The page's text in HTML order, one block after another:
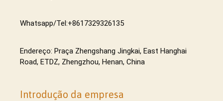
Whatsapp/Tel:+8617329326135
Endereço: Praça Zhengshang Jingkai, East Hanghai
Road, ETDZ, Zhengzhou, Henan, China
Introdução da empresa